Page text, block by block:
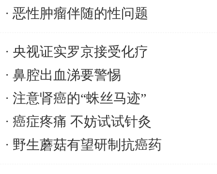
恶性肿瘤伴随的性问题
央视证实罗京接受化疗
鼻腔出血涕要警惕
注意肾癌的“蛛丝马迹”
癌症疼痛 不妨试试针灸
野生蘑菇有望研制抗癌药